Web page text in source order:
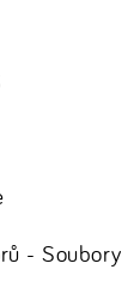
- Soubory